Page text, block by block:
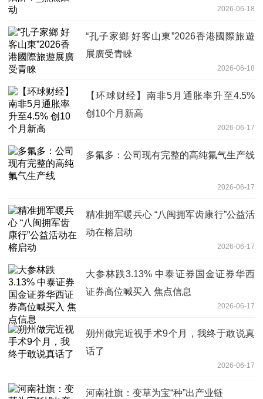
2026-06-18
“孔子家鄉 好客山東”2026香港國際旅遊
展廣受青睞
2026-06-18
【环球财经】南非5月通胀率升至4.5%
创10个月新高
2026-06-17
多氟多：公司现有完整的高纯氟气生产线
2026-06-17
精准拥军暖兵心 “八闽拥军齿康行”公益活
动在榕启动
2026-06-17
大参林跌3.13% 中泰证券国金证券华西
证券高位喊买入 焦点信息
2026-06-17
朔州做完近视手术9个月，我终于敢说真
话了
2026-06-17
河南社旗：变草为宝“种”出产业链